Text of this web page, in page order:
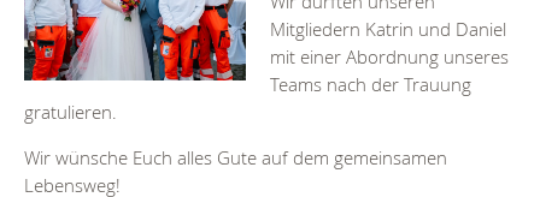
Mitgliedern Katrin und Daniel
mit einer Abordnung unseres
Teams nach der Trauung
gratulieren.
Wir wünsche Euch alles Gute auf dem gemeinsamen
Lebensweg!